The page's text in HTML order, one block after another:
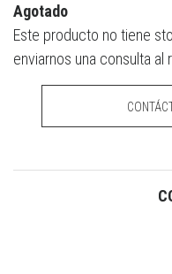
Agotado
Este producto no tiene
enviarnos una consulta al